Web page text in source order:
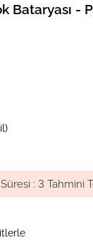
Bataryası -
: 3 Tahmini